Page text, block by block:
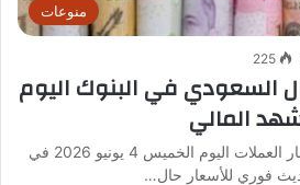
منوعات
225
السعودي في البنوك اليوم
المالي
يستعرض موقع نبأ مصر أسعار العملات اليوم الخميس 4 يونيو 2026 في
فوري للأسعار حال…